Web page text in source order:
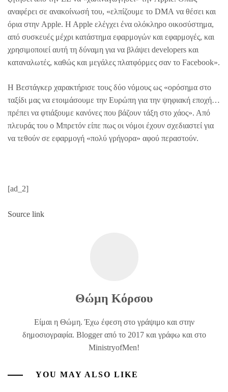
αναφέρει σε ανακοίνωσή του, «ελπίζουμε το DMA να θέσει και
όρια στην Apple. H Apple ελέγχει ένα ολόκληρο οικοσύστημα,
από συσκευές μέχρι κατάστημα εφαρμογών και εφαρμογές, και
χρησιμοποιεί αυτή τη δύναμη για να βλάψει developers και
καταναλωτές, καθώς και μεγάλες πλατφόρμες σαν το Facebook».
Η Βεστάγκερ χαρακτήρισε τους δύο νόμους ως «ορόσημα στο
ταξίδι μας να ετοιμάσουμε την Ευρώπη για την ψηφιακή εποχή…
πρέπει να φτιάξουμε κανόνες που βάζουν τάξη στο χάος». Από
πλευράς του ο Μπρετόν είπε πως οι νόμοι έχουν σχεδιαστεί για
να τεθούν σε εφαρμογή «πολύ γρήγορα» αφού περαστούν.
[ad_2]
Source link
Θώμη Κόρσου
Είμαι η Θώμη. Έχω έφεση στο γράψιμο και στην
δημοσιογραφία. Blogger από το 2017 και γράφω και στο
MinistryofMen!
YOU MAY ALSO LIKE